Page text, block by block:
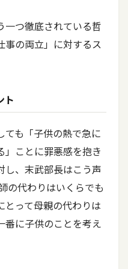
一つ徹底されている哲
事の両立」に対するス
ト
ても「子供の熱で急に
」ことに罪悪感を抱き
し、末武部長はこう声
の代わりはいくらでも
とって母親の代わりは
番に子供のことを考え